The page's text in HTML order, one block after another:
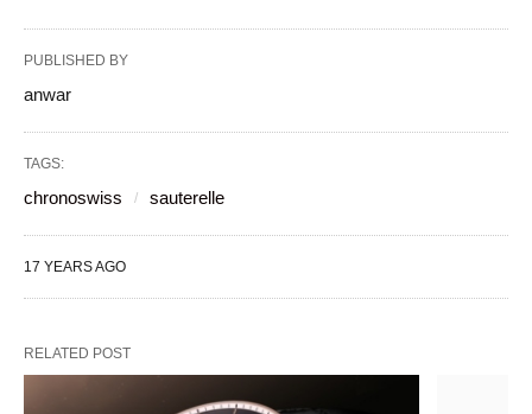
PUBLISHED BY
anwar
TAGS:
chronoswiss sauterelle
17 YEARS AGO
RELATED POST